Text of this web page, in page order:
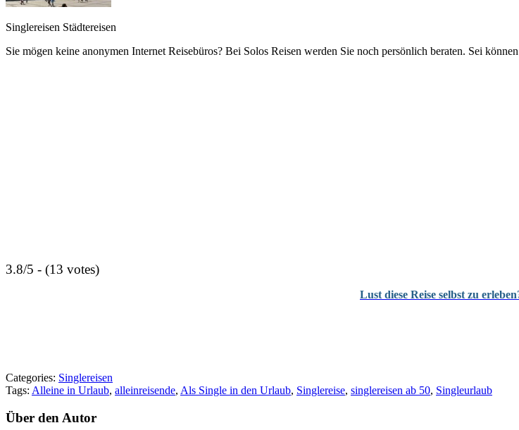
Singlereisen Städtereisen
Sie mögen keine anonymen Internet Reisebüros? Bei Solos Reisen werden Sie noch persönlich beraten. Sei
3.8/5 - (13 votes)
Lust diese Reise selbst zu
Categories: Singlereisen
Tags: Alleine in Urlaub, alleinreisende, Als Single in den Urlaub, Singlereise, singlereisen ab 50, Singleurlaub
Über den Autor